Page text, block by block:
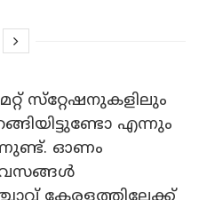
സ്‌റ്റേഷനുകളിലും
എന്നും
ഓണം